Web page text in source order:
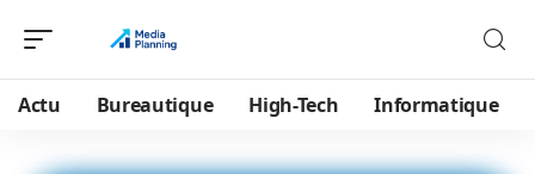
Actu Bureautique High-Tech Informatique